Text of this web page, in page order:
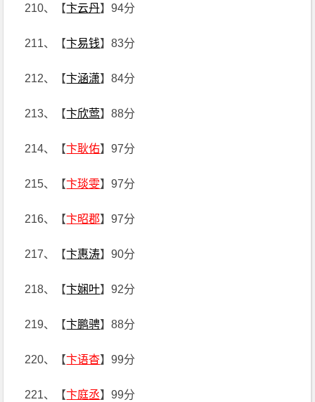
210、【卞云丹】94分
211、【卞易钱】83分
212、【卞涵潇】84分
213、【卞欣莺】88分
214、【卞耿佑】97分
215、【卞琰雯】97分
216、【卞昭郡】97分
217、【卞惠涛】90分
218、【卞娴叶】92分
219、【卞鹏骋】88分
220、【卞语杳】99分
221、【卞庭丞】99分